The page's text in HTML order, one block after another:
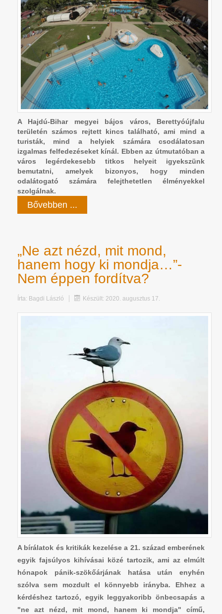
A Hajdú-Bihar megyei bájos város, Berettyóújfalu
területén számos rejtett kincs található, ami mind a
turisták, mind a helyiek számára csodálatosan
izgalmas felfedezéseket kínál. Ebben az útmutatóban a
város legérdekesebb titkos helyeit igyekszünk
bemutatni, amelyek bizonyos, hogy minden
odalátogató számára felejthetetlen élményekkel
szolgálnak.
Bővebben ...
„Ne azt nézd, mit mond,
hanem hogy ki mondja…”-
Nem éppen fordítva?
Írta: Bagdi László Készült: 2020. augusztus 17.
A bírálatok és kritikák kezelése a 21. század emberének
egyik fajsúlyos kihívásai közé tartozik, ami az elmúlt
hónapok pánik-szökőárjának hatása után enyhén
szólva sem mozdult el könnyebb irányba. Ehhez a
kérdéshez tartozó, egyik leggyakoribb önbecsapás a
"ne azt nézd, mit mond, hanem ki mondja" című,